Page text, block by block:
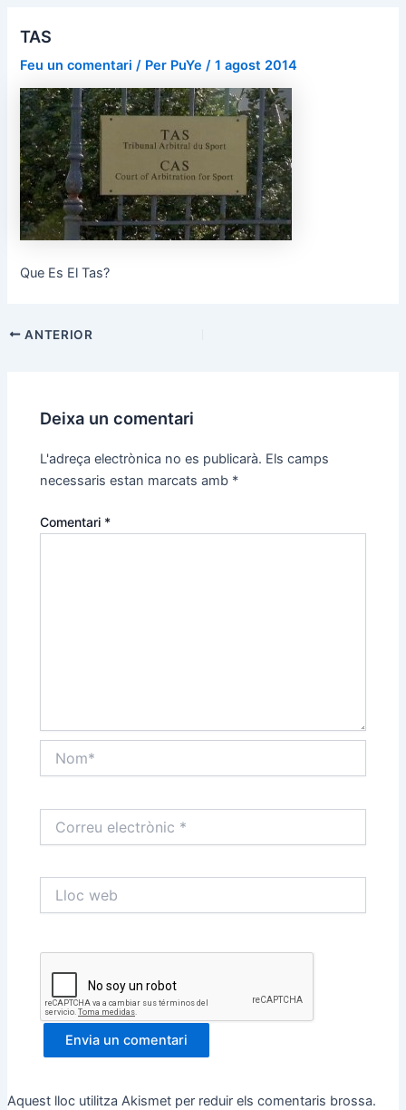
TAS
Feu un comentari / Per PuYe/1 agost 2014
Que Es El Tas?
Navegació
ANTERIOR
Deixa un comentari
L'adreça electrònica no es publicarà. Els camps
necessaris estan marcats amb *
Comentari *
electrònic
web
Aquest lloc utilitza Akismet per reduir els comentaris brossa.